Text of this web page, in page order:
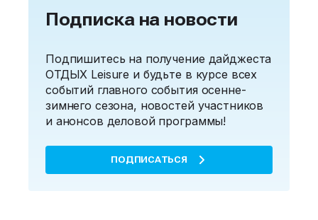
Подписка на новости
Подпишитесь на получение дайджеста
ОТДЫХ Leisure и будьте в курсе всех
событий главного события осенне-
зимнего сезона, новостей участников
и анонсов деловой программы!
ПОДПИСАТЬСЯ